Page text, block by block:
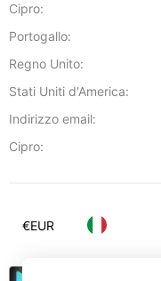
Cipro:
Portogallo:
Regno Unito:
Stati Uniti d'America:
Indirizzo email:
Cipro:
€EUR